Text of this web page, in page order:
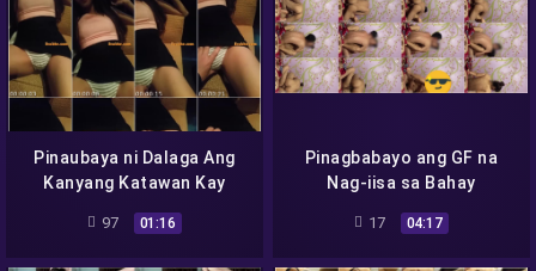
Pinaubaya ni Dalaga Ang
Kanyang Katawan Kay
Bespren
97 01:16
Pinagbabayo ang GF na
Nag-iisa sa Bahay
17 04:17